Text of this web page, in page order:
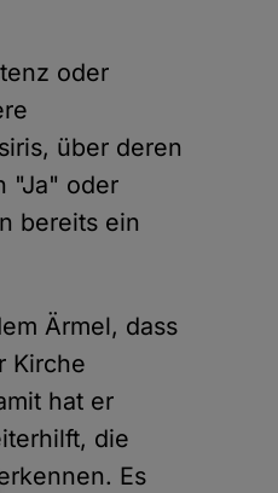
oder
über deren
"Ja" oder
bereits ein
Ärmel, dass
Kirche
hat er
die
Es